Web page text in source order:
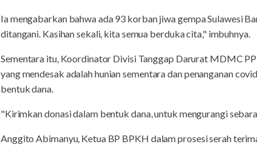
Ia mengabarkan bahwa ada 93 korban jiwa gempa Sulawesi
ditangani. Kasihan sekali, kita semua berduka cita," imbuhnya.
Sementara itu, Koordinator Divisi Tanggap Darurat MDMC
yang mendesak adalah hunian sementara dan penanganan
bentuk dana.
"Kirimkan donasi dalam bentuk dana, untuk mengurangi
Anggito Abimanyu, Ketua BP BPKH dalam prosesi serah